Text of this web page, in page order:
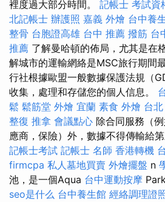
裡度過大部分時間。 記帳士 考試資
北記帳士 辦護照 嘉義 外燴 台中養
整骨 台胞證高雄 台中 推薦 撥筋 台
推薦 了解曼哈頓的佈局，尤其是在
解城市的運輸網絡是MSC旅行期間
行社根據歐盟一般數據保護法規（
收集，處理和存儲您的個人信息。
鬆 鬆筋堂 外燴 宜蘭 素食 外燴 台北
整復 推拿 會議點心 除合同服務（
應商，保險）外，數據不得傳輸給
記帳士考試 記帳士 名師 香港轉機
firmcpa 私人墓地買賣 外燴擺盤 n
池，是一個Aqua 台中運動按摩
seo是什么 台中養生館 經絡調理證